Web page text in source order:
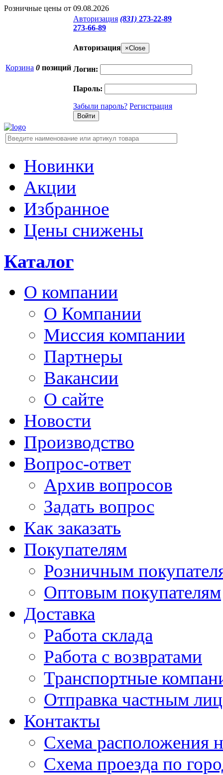
Розничные цены от 09.08.2026
Корзина 0 позиций
Авторизация (831) 273-22-89
273-66-89
Авторизация ×Close
Логин:
Пароль:
Забыли пароль? Регистрация
Новинки
Акции
Избранное
Цены снижены
Каталог
О компании
О Компании
Миссия компании
Партнеры
Вакансии
О сайте
Новости
Производство
Вопрос-ответ
Архив вопросов
Задать вопрос
Как заказать
Покупателям
Розничным
Оптовым покупателям
Доставка
Работа склада
Работа с возвратами
Транспортные
Отправка частным
Контакты
Схема расположения
Схема проезда по